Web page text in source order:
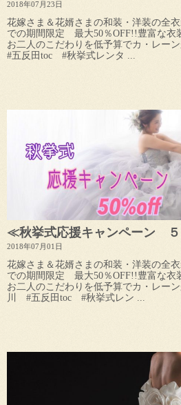
2018年07月23日
花嫁さま＆花婿さまの和装・洋装の全
での期間限定 最大50％OFF!!豊富な衣
お二人のこだわりを低予算でカ・レー
#五反田toc #秋挙式レンタ ...
≪秋挙式応援キャンペーン
2018年07月01日
花嫁さま＆花婿さまの和装・洋装の全
での期間限定 最大50％OFF!!豊富な衣
お二人のこだわりを低予算でカ・レー
川 #五反田toc #秋挙式レン ...